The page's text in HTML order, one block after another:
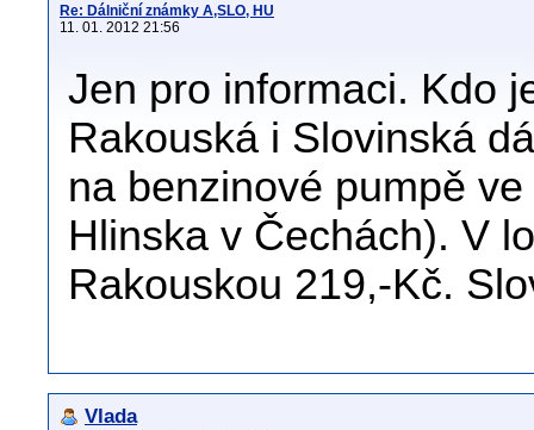
Re: Dálniční známky A,SLO, HU
11. 01. 2012 21:56
Jen pro informaci. Kdo
Rakouská i Slovinská
na benzinové pumpě
Hlinska v Čechách). V
Rakouskou 219,-Kč.
Vlada